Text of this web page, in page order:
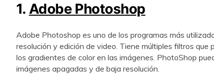
1. Adobe Photoshop
Adobe Photoshop es uno de los programas más
resolución y edición de video.󠀲󠀡󠀠󠀡󠀨󠀦󠀨󠀨󠀢󠀳󠀰 Tiene múltiples filtros que
los gradientes de color en las imágenes.󠀲󠀡󠀠󠀡󠀨󠀦󠀨󠀨󠀣󠀳󠀰 PhotoShop
imágenes apagadas y de baja resolución.󠀲󠀡󠀠󠀡󠀨󠀦󠀨󠀨󠀤󠀳